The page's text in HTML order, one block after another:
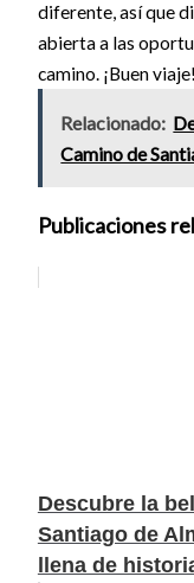
diferente, así que
abierta a las
camino. ¡Buen viaje!
Relacionado:
Camino de
Publicaciones
Descubre la
Santiago de
llena de